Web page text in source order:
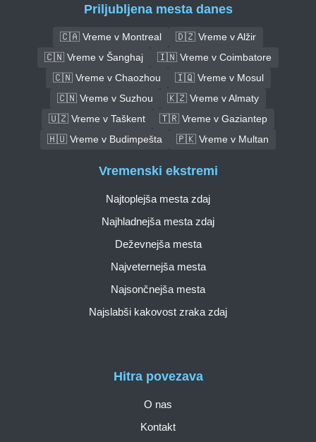
Priljubljena mesta danes
🇨🇦 Vreme v Montreal
🇩🇿 Vreme v Alžir
🇨🇳 Vreme v Šanghaj
🇮🇳 Vreme v Coimbatore
🇨🇳 Vreme v Chaozhou
🇮🇶 Vreme v Mosul
🇨🇳 Vreme v Suzhou
🇰🇿 Vreme v Almaty
🇺🇿 Vreme v Taškent
🇹🇷 Vreme v Gaziantep
🇭🇺 Vreme v Budimpešta
🇵🇰 Vreme v Multan
Hitra povezava
O nas
Kontakt
Vremenski ekstremi
Najtoplejša mesta zdaj
Najhladnejša mesta zdaj
Deževnejša mesta
Najveternejša mesta
Najsončnejša mesta
Najslabši kakovost zraka zdaj